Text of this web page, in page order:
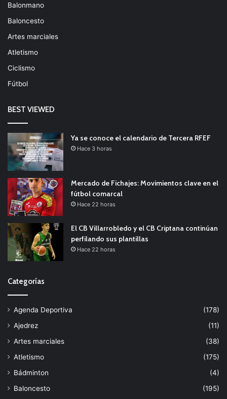
Balonmano
Baloncesto
Artes marciales
Atletismo
Ciclismo
Fútbol
BEST VIEWED
Ya se conoce el calendario de Tercera RFEF
Hace 3 horas
Mercado de Fichajes: Movimientos clave en el
fútbol comarcal
Hace 22 horas
El CB Villarrobledo y el CB Criptana continúan
perfilando sus plantillas
Hace 22 horas
Categorías
Agenda Deportiva
(178)
Ajedrez
(11)
Artes marciales
(38)
Atletismo
(175)
Bádminton
(4)
Baloncesto
(195)